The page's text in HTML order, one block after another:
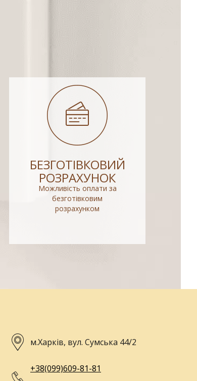
БЕЗГОТІВКОВИЙ
РОЗРАХУНОК
Можливість оплати за
безготівковим
розрахунком
м.Харків, вул. Сумська 44/2
+38(099)609-81-81